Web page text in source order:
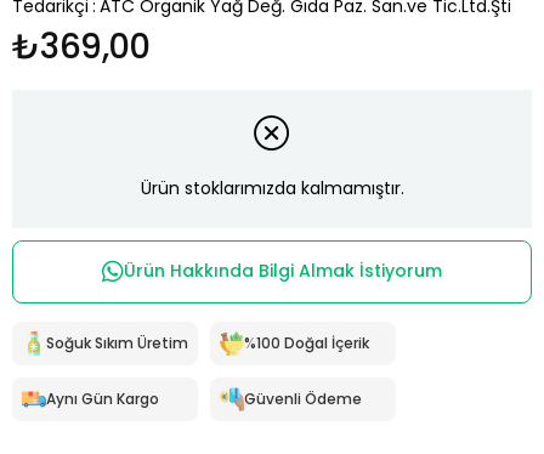
Tedarikçi : ATC Organik Yağ Değ. Gıda Paz. San.ve Tic.Ltd.Şti
₺369,00
Ürün stoklarımızda kalmamıştır.
Ürün Hakkında Bilgi Almak İstiyorum
Soğuk Sıkım Üretim %100 Doğal İçerik
Aynı Gün Kargo Güvenli Ödeme